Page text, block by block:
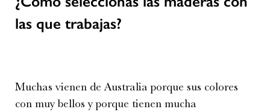
las que trabajas?
Muchas vienen de Australia porque sus colores
con muy bellos y porque tienen mucha